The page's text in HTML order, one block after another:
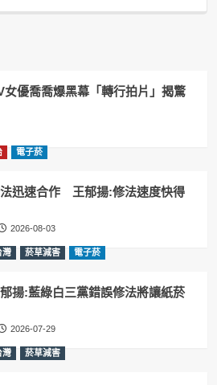
優喬喬爆黑幕「轉行拍片」揭驚
電子菸
迅速合作 王郁揚:修法速度快得
2026-08-03
灣 菸草減害 電子菸
揚:藍綠白三黨錯誤修法將讓紙菸
2026-07-29
灣 菸草減害